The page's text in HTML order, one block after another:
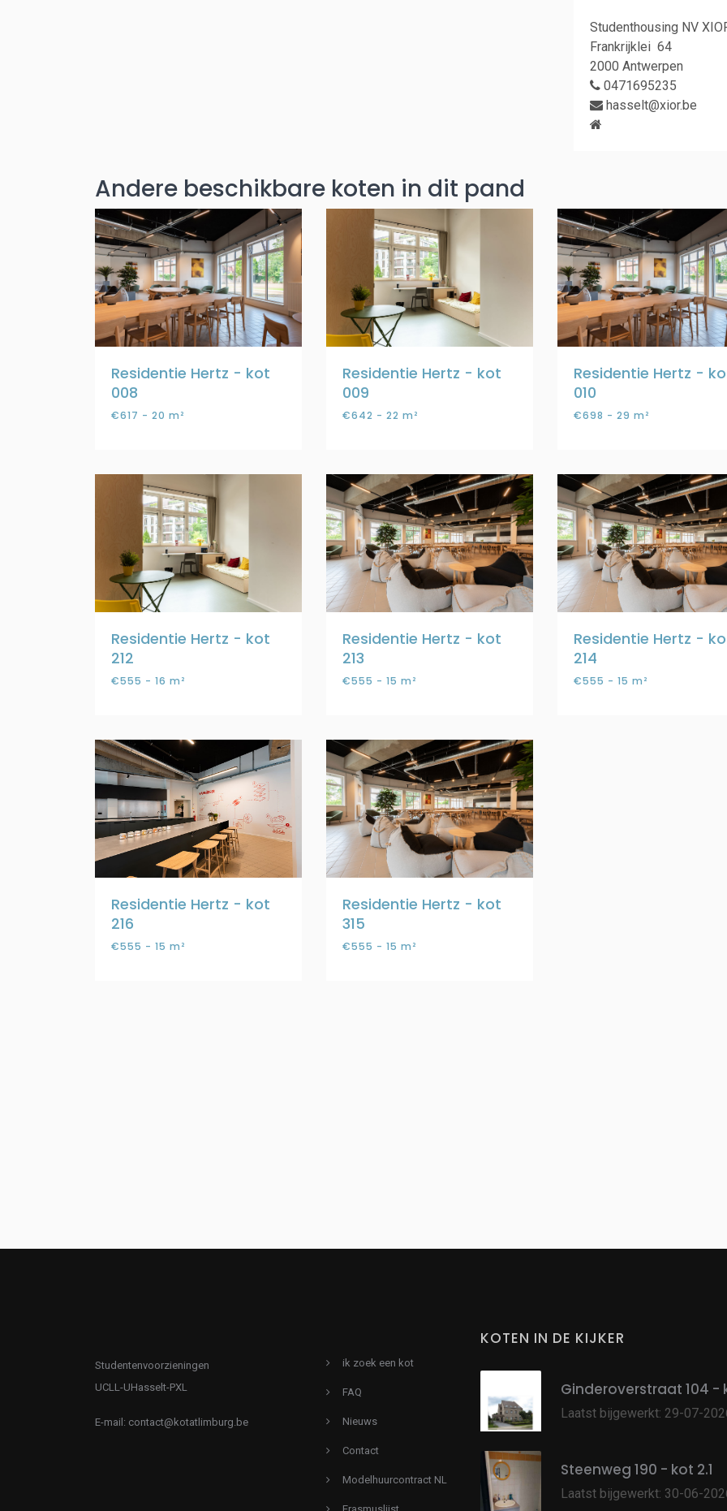
Studenthousing NV
Frankrijklei 64
2000 Antwerpen
0471695235
hasselt@xior.be
Andere beschikbare koten in dit pand
Residentie Hertz - kot
008
€617 - 20 m²
Residentie Hertz - kot
009
€642 - 22 m²
Residentie Hertz -
010
€698 - 29 m²
Residentie Hertz - kot
212
€555 - 16 m²
Residentie Hertz - kot
213
€555 - 15 m²
Residentie Hertz -
214
€555 - 15 m²
Residentie Hertz - kot
216
€555 - 15 m²
Residentie Hertz - kot
315
€555 - 15 m²
Studentenvoorzieningen
UCLL-UHasselt-PXL
E-mail: contact@kotatlimburg.be
ik zoek een kot
FAQ
Nieuws
Contact
Modelhuurcontract NL
KOTEN IN DE KIJKER
Ginderoverstraat 104 -
Laatst bijgewerkt: 29-07-
Steenweg 190 - kot 2.1
Laatst bijgewerkt: 30-06-